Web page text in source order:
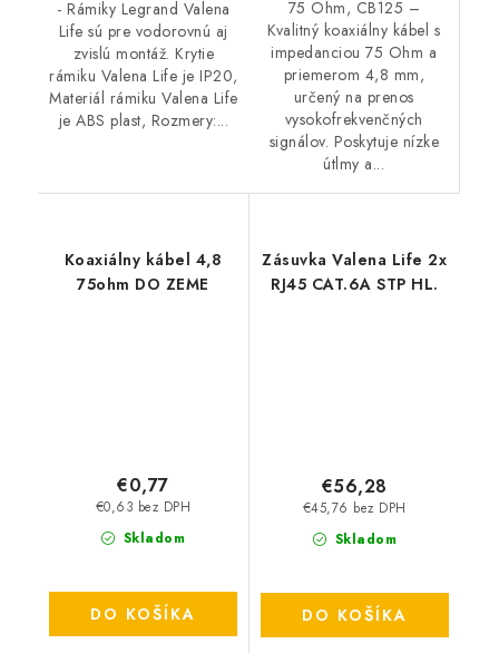
- Rámiky Legrand Valena
Life sú pre vodorovnú aj
zvislú montáž. Krytie
rámiku Valena Life je IP20,
Materiál rámiku Valena Life
je ABS plast, Rozmery:...
75 Ohm, CB125 –
Kvalitný koaxiálny kábel s
impedanciou 75 Ohm a
priemerom 4,8 mm,
určený na prenos
vysokofrekvenčných
signálov. Poskytuje nízke
útlmy a...
Koaxiálny kábel 4,8
75ohm DO ZEME
Skladom
€0,63 bez DPH
€0,77
DO KOŠÍKA
Zásuvka Valena Life 2x
RJ45 CAT.6A STP HL.
Skladom
€45,76 bez DPH
€56,28
DO KOŠÍKA